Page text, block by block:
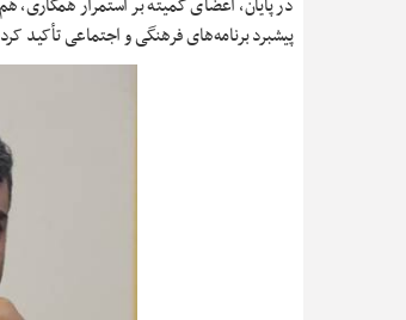
پیشبرد برنامه‌های فرهنگی و اجتماعی تأکید